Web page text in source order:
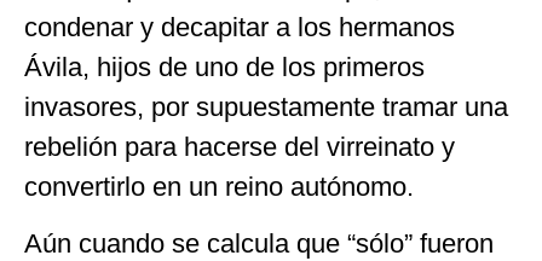
condenar y decapitar a los hermanos
Ávila, hijos de uno de los primeros
invasores, por supuestamente tramar una
rebelión para hacerse del virreinato y
convertirlo en un reino autónomo.
Aún cuando se calcula que “sólo” fueron